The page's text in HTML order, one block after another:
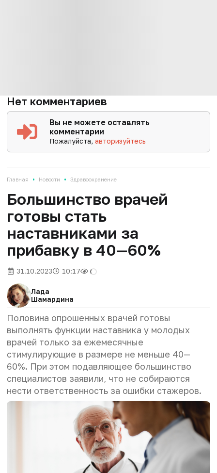
Нет комментариев
Вы не можете оставлять
комментарии
Пожалуйста,авторизуйтесь
Главная • Новости • Здравоохранение
Большинство врачей
готовы стать
наставниками за
прибавку в 40—60%
31.10.2023 10:17
Лада
Шамардина
Половина опрошенных врачей готовы
выполнять функции наставника у молодых
врачей только за ежемесячные
стимулирующие в размере не меньше 40—
60%. При этом подавляющее большинство
специалистов заявили, что не собираются
нести ответственность за ошибки стажеров.